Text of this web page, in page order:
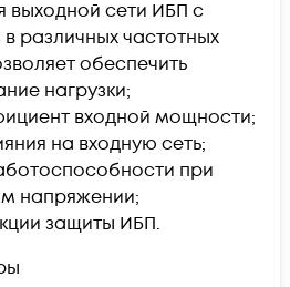
выходной сети ИБП с
различных частотных
обеспечить
нагрузки;
входной мощности;
на входную сеть;
при
напряжении;
защиты ИБП.